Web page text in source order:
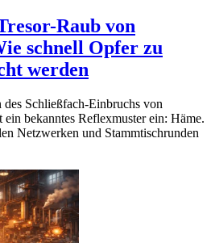
Raub von
schnell Opfer zu
werden
Schließfach-Einbruchs von
ein bekanntes Reflexmuster ein: Häme.
Netzwerken und Stammtischrunden